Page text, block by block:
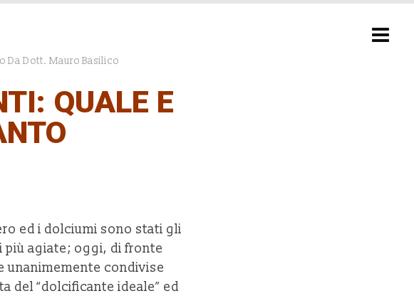
Da Dott. Mauro Basilico
QUALE E
ed i dolciumi sono stati gli
agiate; oggi, di fronte
unanimemente condivise
del “dolcificante ideale” ed